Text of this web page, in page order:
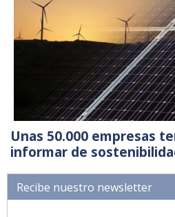
Unas 50.000 empresas
informar de
Recibe nuestro newsletter